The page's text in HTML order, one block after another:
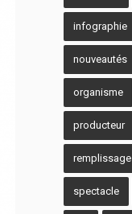
infographie
nouveautés
organisme
producteur
remplissage
spectacle